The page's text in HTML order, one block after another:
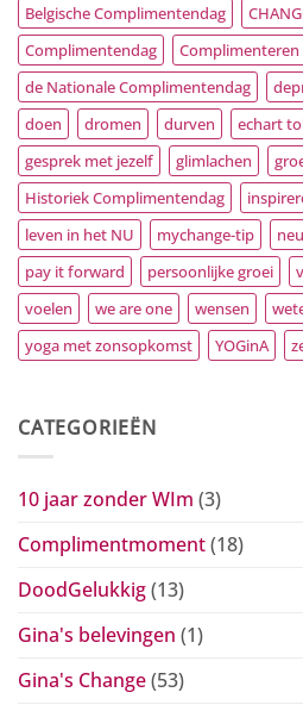
Belgische Complimentendag
Complimentendag
Complimenteren
de Nationale Complimentendag
doen
dromen durven echart
gesprek met jezelf
glimlachen
Historiek Complimentendag
leven in het NU
mychange-tip
pay it forward
persoonlijke groei
voelen
we are one wensen
yoga met zonsopkomst
YOGinA
CATEGORIEËN
10 jaar zonder WIm (3)
Complimentmoment(18)
DoodGelukkig(13)
Gina's belevingen (1)
Gina's Change(53)